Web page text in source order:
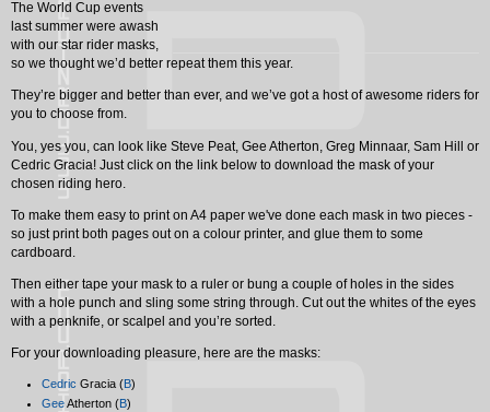
The World Cup events
last summer were awash
with our star rider masks,
so we thought we’d better repeat them this year.
They’re bigger and better than ever, and we’ve got a host of awesome riders for
you to choose from.
You, yes you, can look like Steve Peat, Gee Atherton, Greg Minnaar, Sam Hill or
Cedric Gracia! Just click on the link below to download the mask of your
chosen riding hero.
To make them easy to print on A4 paper we've done each mask in two pieces -
so just print both pages out on a colour printer, and glue them to some
cardboard.
Then either tape your mask to a ruler or bung a couple of holes in the sides
with a hole punch and sling some string through. Cut out the whites of the eyes
with a penknife, or scalpel and you’re sorted.
For your downloading pleasure, here are the masks:
Cedric Gracia (B)
GeeAtherton (B)